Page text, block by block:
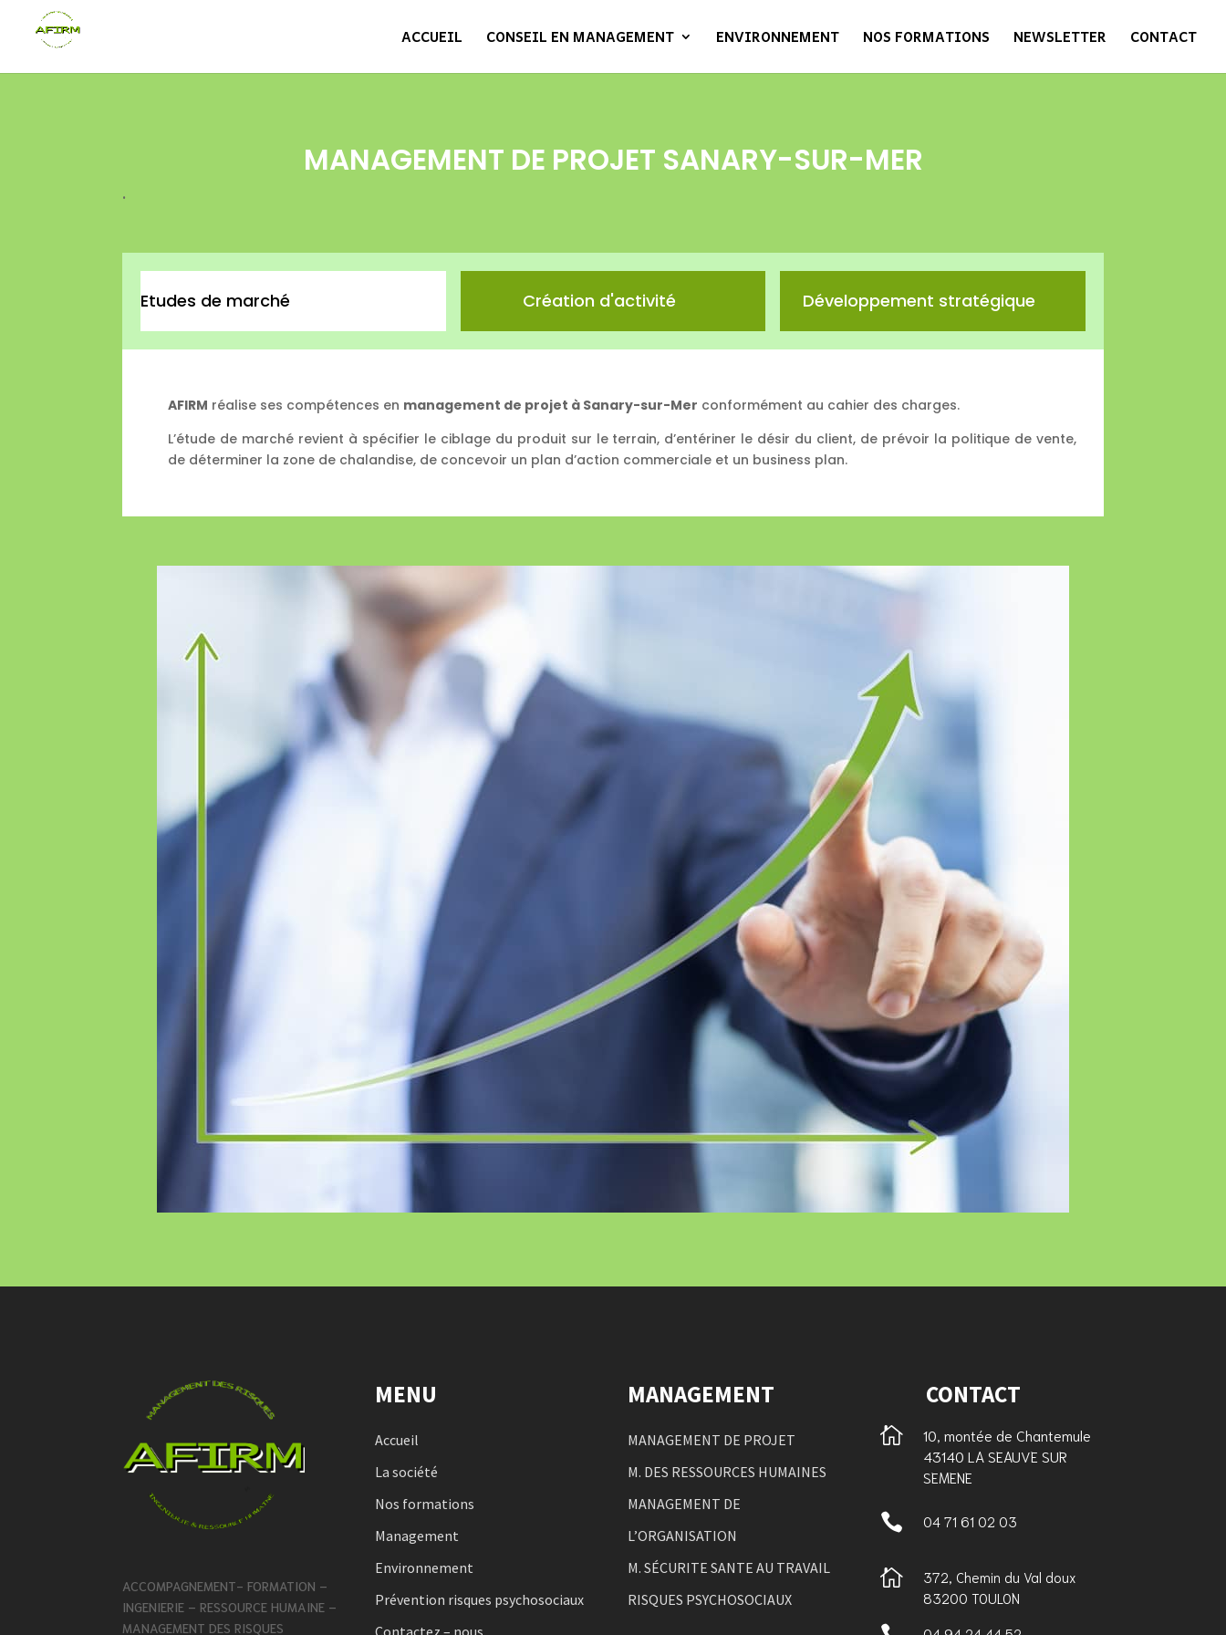
ACCUEIL CONSEIL EN MANAGEMENT ENVIRONNEMENT NOS FORMATIONS NEWSLETTER CONTACT
MANAGEMENT DE PROJET SANARY-SUR-MER
.
Etudes de marché Création d'activité Développement stratégique
AFIRM réalise ses compétences en management de projet à Sanary-sur-Mer conformément au cahier des charges.
L’étude de marché revient à spécifier le ciblage du produit sur le terrain, d’entériner le désir du client, de prévoir la politique de vente,
de déterminer la zone de chalandise, de concevoir un plan d’action commerciale et un business plan.
ACCOMPAGNEMENT- FORMATION –
INGENIERIE – RESSOURCE HUMAINE –
MANAGEMENT DES RISQUES
MENU
Accueil
La société
Nos formations
Management
Environnement
Prévention risques psychosociaux
Contactez – nous
MANAGEMENT
MANAGEMENT DE PROJET
M. DES RESSOURCES HUMAINES
MANAGEMENT DE
L’ORGANISATION
M. SÉCURITE SANTE AU TRAVAIL
RISQUES PSYCHOSOCIAUX
CONTACT

10, montée de Chantemule
43140 LA SEAUVE SUR
SEMENE
 04 71 61 02 03

372, Chemin du Val doux
83200 TOULON